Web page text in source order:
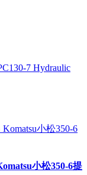
7 Hydraulic
小松350-6提